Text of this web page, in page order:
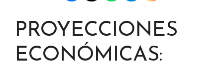
PROYECCIONES
ECONÓMICAS: